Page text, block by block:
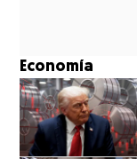
Economía